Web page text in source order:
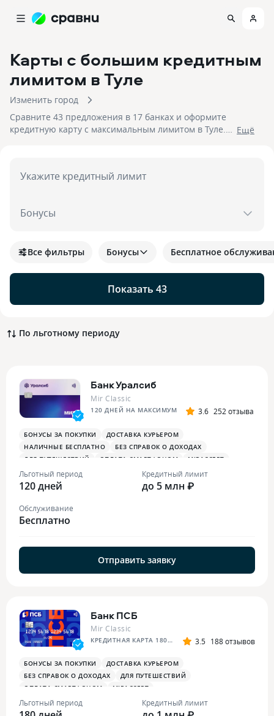
Карты с большим кредитным
лимитом в Туле
Изменить город
Сравните 43 предложения в 17 банках и оформите
кредитную карту с максимальным лимитом в Туле.
Eщё
Укажите кредитный лимит
Бонусы
Показать 43
Все фильтры Бонусы Бесплатное
По льготному периоду
Банк Уралсиб
Mir Classic
120 ДНЕЙ НА МАКСИМУМ 3.6 252 отзыва
БОНУСЫ ЗА ПОКУПКИ
ДОСТАВКА КУРЬЕРОМ
НАЛИЧНЫЕ БЕСПЛАТНО
БЕЗ СПРАВОК О ДОХОДАХ
ДЛЯ ПУТЕШЕСТВИЙ
ОПЛАТА СМАРТФОНОМ MIRACCEPT
Льготный период
120 дней
Кредитный лимит
до 5 млн ₽
Обслуживание
Бесплатно
Отправить заявку
Банк ПСБ
Mir Classic
КРЕДИТНАЯ КАРТА 180 ДНЕЙ БЕЗ % 3.5 188 отзывов
БОНУСЫ ЗА ПОКУПКИ
ДОСТАВКА КУРЬЕРОМ
БЕЗ СПРАВОК О ДОХОДАХ
ДЛЯ ПУТЕШЕСТВИЙ
ОПЛАТА СМАРТФОНОМ
MIRACCEPT
БОНУСЫ ЗА МЕДИЦИНСКИЕ УСЛУГИ
Льготный период Кредитный лимит